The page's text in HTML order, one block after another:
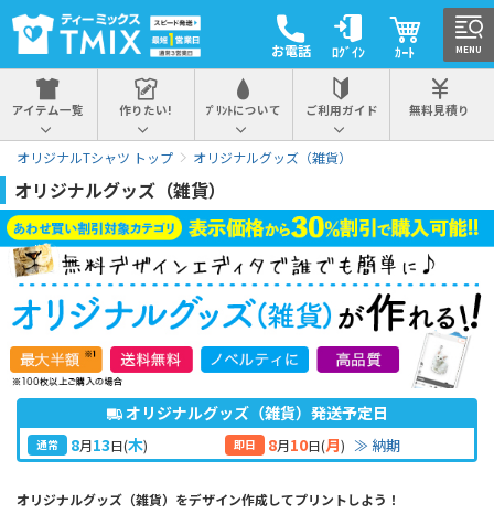
お電話 ﾛｸﾞｲﾝ ｶｰﾄ
アイテム一覧 作りたい! ﾌﾟﾘﾝﾄについて ご利用ガイド 無料見積り
オリジナルTシャツ トップ オリジナルグッズ（雑貨）
オリジナルグッズ（雑貨）
オリジナルグッズ（雑貨）発送予定日
通常 8月13日(木) 即日 8月10日(月) ≫ 納期
オリジナルグッズ（雑貨）をデザイン作成してプリントしよう！
MENU